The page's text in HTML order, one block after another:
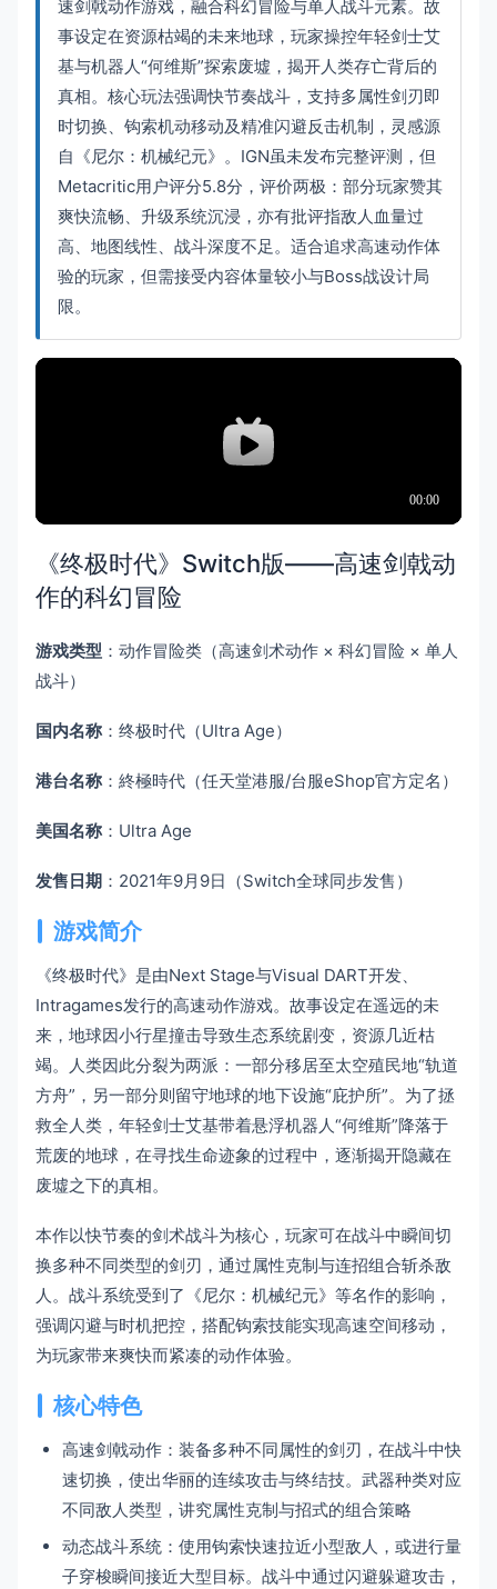
速剑戟动作游戏，融合科幻冒险与单人战斗元素。故
事设定在资源枯竭的未来地球，玩家操控年轻剑士艾
基与机器人“何维斯”探索废墟，揭开人类存亡背后的
真相。核心玩法强调快节奏战斗，支持多属性剑刃即
时切换、钩索机动移动及精准闪避反击机制，灵感源
自《尼尔：机械纪元》。IGN虽未发布完整评测，但
Metacritic用户评分5.8分，评价两极：部分玩家赞其
爽快流畅、升级系统沉浸，亦有批评指敌人血量过
高、地图线性、战斗深度不足。适合追求高速动作体
验的玩家，但需接受内容体量较小与Boss战设计局
限。
《终极时代》Switch版——高速剑戟动
作的科幻冒险
游戏类型 ：动作冒险类（高速剑术动作 × 科幻冒险 × 单人
战斗）
国内名称：终极时代（Ultra Age）
港台名称：終極時代（任天堂港服/台服eShop官方定名）
美国名称：Ultra Age
发售日期 ：2021年9月9日（Switch全球同步发售）
游戏简介
《终极时代》是由Next Stage与Visual DART开发、
Intragames发行的高速动作游戏。故事设定在遥远的未
来，地球因小行星撞击导致生态系统剧变，资源几近枯
竭。人类因此分裂为两派：一部分移居至太空殖民地“轨道
方舟”，另一部分则留守地球的地下设施“庇护所”。为了拯
救全人类，年轻剑士艾基带着悬浮机器人“何维斯”降落于
荒废的地球，在寻找生命迹象的过程中，逐渐揭开隐藏在
废墟之下的真相。
本作以快节奏的剑术战斗为核心，玩家可在战斗中瞬间切
换多种不同类型的剑刃，通过属性克制与连招组合斩杀敌
人。战斗系统受到了《尼尔：机械纪元》等名作的影响，
强调闪避与时机把控，搭配钩索技能实现高速空间移动，
为玩家带来爽快而紧凑的动作体验。
核心特色
高速剑戟动作：装备多种不同属性的剑刃，在战斗中快
速切换，使出华丽的连续攻击与终结技。武器种类对应
不同敌人类型，讲究属性克制与招式的组合策略
动态战斗系统：使用钩索快速拉近小型敌人，或进行量
子穿梭瞬间接近大型目标。战斗中通过闪避躲避攻击，